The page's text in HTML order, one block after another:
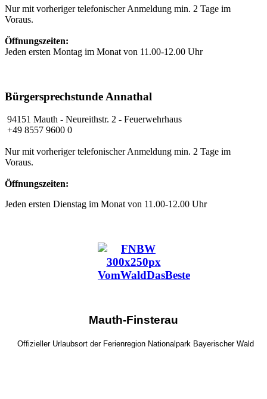
Nur mit vorheriger telefonischer Anmeldung min. 2 Tage im
Voraus.
Öffnungszeiten:
Jeden ersten Montag im Monat von 11.00-12.00 Uhr
Bürgersprechstunde Annathal
94151 Mauth - Neureithstr. 2 - Feuerwehrhaus
+49 8557 9600 0
Nur mit vorheriger telefonischer Anmeldung min. 2 Tage im
Voraus.
Öffnungszeiten:
Jeden ersten Dienstag im Monat von 11.00-12.00 Uhr
Mauth-Finsterau
Offizieller Urlaubsort der Ferienregion Nationalpark Bayerischer Wald